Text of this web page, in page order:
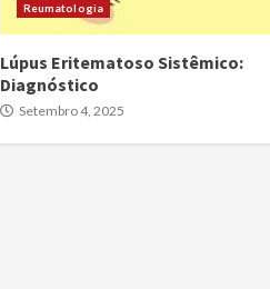
Reumatologia
Lúpus Eritematoso Sistêmico:
Diagnóstico
Setembro 4, 2025